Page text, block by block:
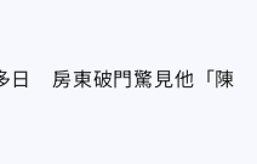
日 房東破門驚見他「陳